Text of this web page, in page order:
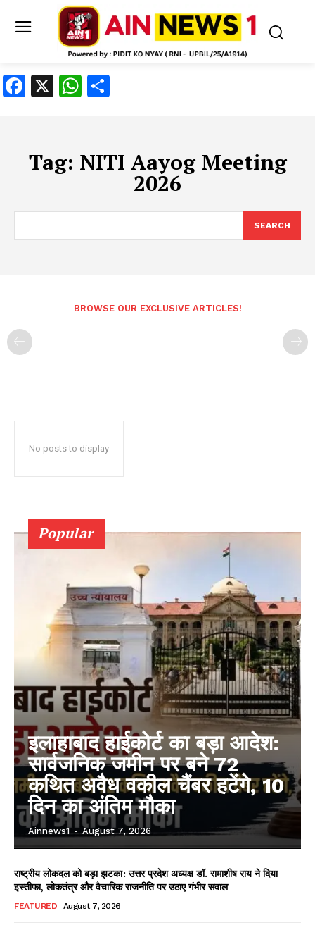
Facebook
X WhatsApp
Tag: NITI Aayog Meeting
2026
SEARCH
BROWSE OUR EXCLUSIVE ARTICLES!
No posts to display
Popular
इलाहाबाद हाईकोर्ट का बड़ा आदेश:
सार्वजनिक जमीन पर बने 72
कथित अवैध वकील चैंबर हटेंगे, 10
दिन का अंतिम मौका
Ainnews1 - August 7, 2026
राष्ट्रीय लोकदल को बड़ा झटका: उत्तर प्रदेश अध्यक्ष डॉ. रामाशीष राय ने दिया
इस्तीफा, लोकतंत्र और वैचारिक राजनीति पर उठाए गंभीर सवाल
FEATURED August 7, 2026